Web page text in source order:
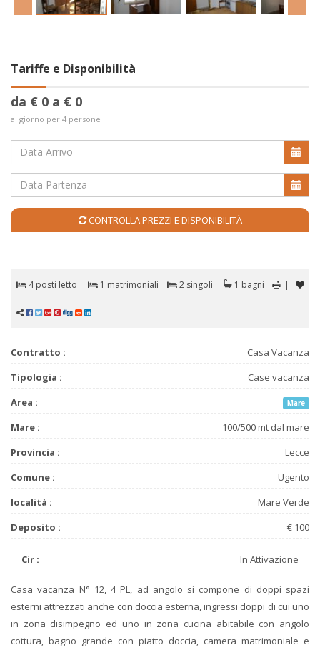
Tariffe e Disponibilità
da € 0 a € 0
al giorno per 4 persone
CONTROLLA PREZZI E DISPONIBILITÀ
|
4 posti letto 1 matrimoniali 2 singoli 1 bagni
Contratto :
Casa Vacanza
Tipologia :
Case vacanza
Area :
Mare
Mare :
100/500 mt dal mare
Provincia :
Lecce
Comune :
Ugento
località :
Mare Verde
Deposito :
€ 100
Cir : In Attivazione
Casa vacanza N° 12, 4 PL, ad angolo si compone di doppi spazi
esterni attrezzati anche con doccia esterna, ingressi doppi di cui uno
in zona disimpegno ed uno in zona cucina abitabile con angolo
cottura, bagno grande con piatto doccia, camera matrimoniale e